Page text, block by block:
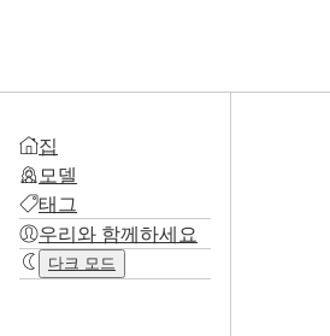
집
모델
태그
우리와 함께하세요
다크 모드